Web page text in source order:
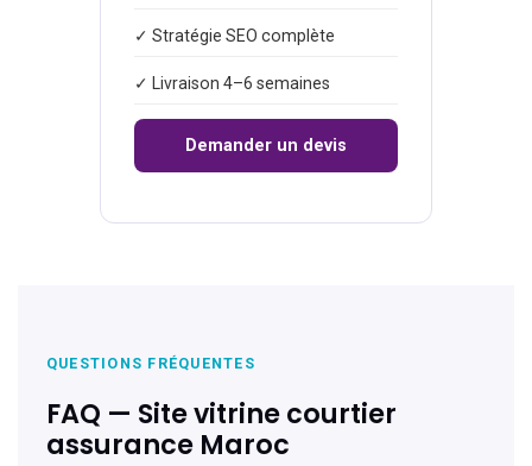
✓ Stratégie SEO complète
✓ Livraison 4–6 semaines
Demander un devis
QUESTIONS FRÉQUENTES
FAQ — Site vitrine courtier
assurance Maroc